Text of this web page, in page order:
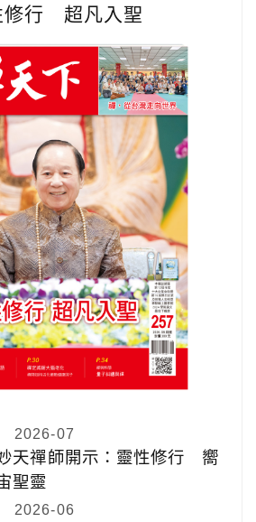
修行 超凡入聖
2026-07
天禪師開示：靈性修行 嚮
聖靈
2026-06